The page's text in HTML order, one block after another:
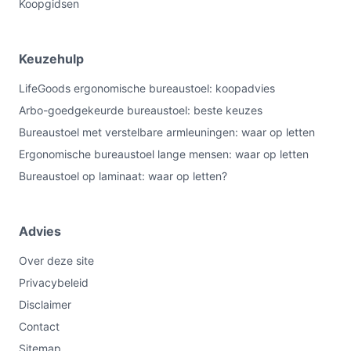
Koopgidsen
Keuzehulp
LifeGoods ergonomische bureaustoel: koopadvies
Arbo-goedgekeurde bureaustoel: beste keuzes
Bureaustoel met verstelbare armleuningen: waar op letten
Ergonomische bureaustoel lange mensen: waar op letten
Bureaustoel op laminaat: waar op letten?
Advies
Over deze site
Privacybeleid
Disclaimer
Contact
Sitemap